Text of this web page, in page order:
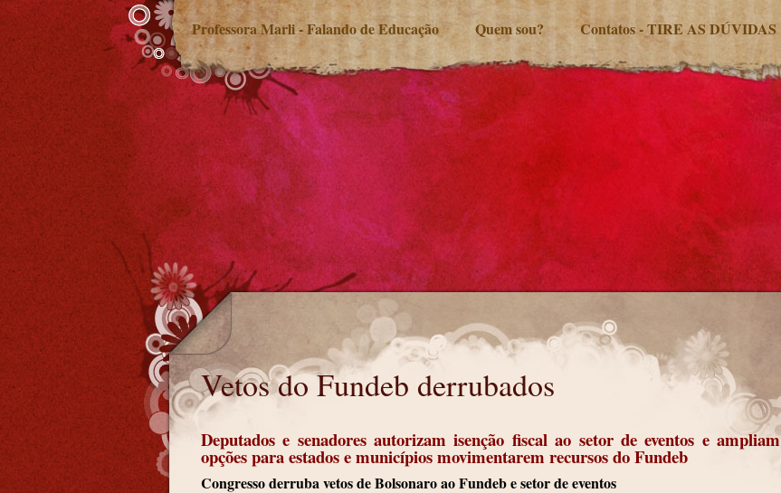
Professora Marli - Falando de Educação Quem sou? Contatos - TIRE AS DÚVIDAS
Vetos do Fundeb derrubados
Vetos do Fundeb derrubados
Deputados e senadores autorizam isenção fiscal ao setor de eventos e ampliam
opções para estados e municípios movimentarem recursos do Fundeb
Congresso derruba vetos de Bolsonaro ao Fundeb e setor de eventos